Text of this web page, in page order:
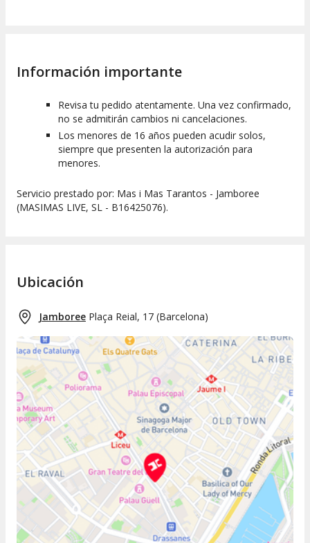
Información importante
Revisa tu pedido atentamente. Una vez confirmado,
no se admitirán cambios ni cancelaciones.
Los menores de 16 años pueden acudir solos,
siempre que presenten la autorización para
menores.
Servicio prestado por: Mas i Mas Tarantos - Jamboree
(MASIMAS LIVE, SL - B16425076).
Ubicación
Jamboree Plaça Reial, 17 (Barcelona)